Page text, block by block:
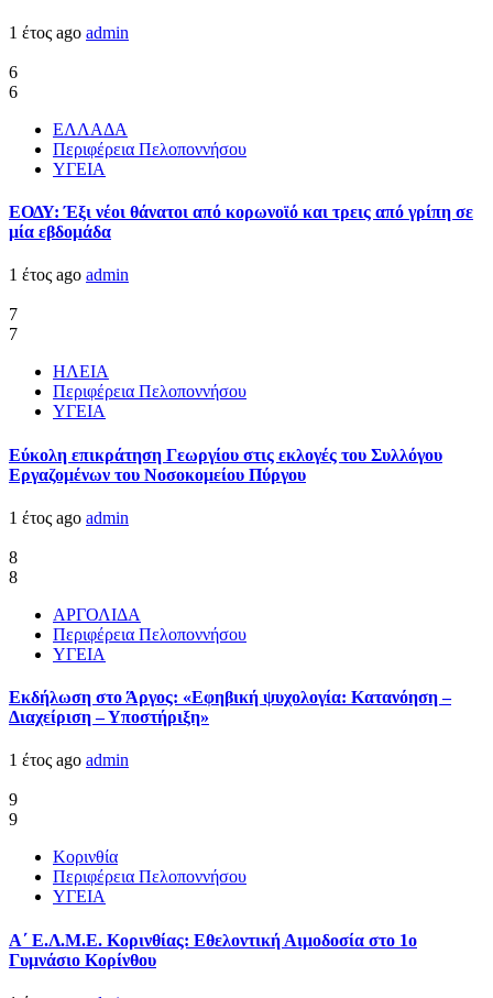
1 έτος ago admin
6
6
ΕΛΛΑΔΑ
Περιφέρεια Πελοποννήσου
ΥΓΕΙΑ
ΕΟΔΥ: Έξι νέοι θάνατοι από κορωνοϊό και τρεις από γρίπη σε
μία εβδομάδα
1 έτος ago admin
7
7
ΗΛΕΙΑ
Περιφέρεια Πελοποννήσου
ΥΓΕΙΑ
Εύκολη επικράτηση Γεωργίου στις εκλογές του Συλλόγου
Εργαζομένων του Νοσοκομείου Πύργου
1 έτος ago admin
8
8
ΑΡΓΟΛΙΔΑ
Περιφέρεια Πελοποννήσου
ΥΓΕΙΑ
Εκδήλωση στο Άργος: «Εφηβική ψυχολογία: Κατανόηση –
Διαχείριση – Υποστήριξη»
1 έτος ago admin
9
9
Κορινθία
Περιφέρεια Πελοποννήσου
ΥΓΕΙΑ
Α΄ Ε.Λ.Μ.Ε. Κορινθίας: Εθελοντική Αιμοδοσία στο 1ο
Γυμνάσιο Κορίνθου